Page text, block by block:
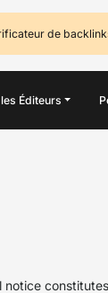
de
Éditeurs
notice